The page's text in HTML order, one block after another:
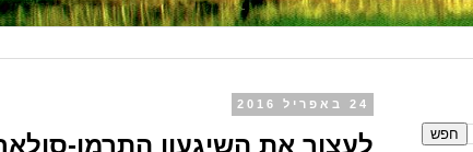
24 באפריל 2016
לעצור את השיגעון התרמו-